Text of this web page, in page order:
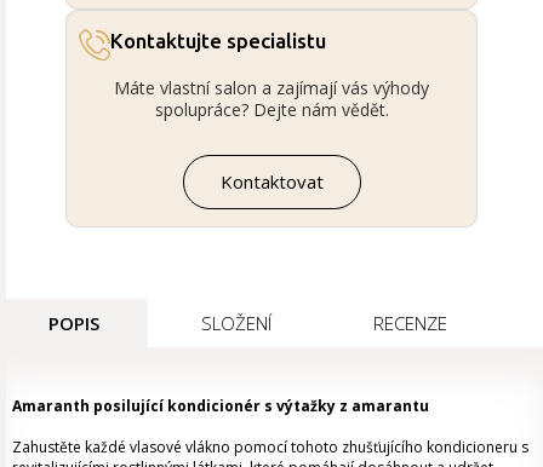
Kontaktujte specialistu
Máte vlastní salon a zajímají vás výhody
spolupráce? Dejte nám vědět.
Kontaktovat
POPIS SLOŽENÍ RECENZE
Amaranth posilující kondicionér s výtažky z amarantu
Zahustěte každé vlasové vlákno pomocí tohoto zhušťujícího kondicioneru s